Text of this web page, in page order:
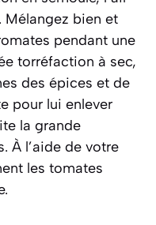
Mélangez bien et
pendant une
torréfaction à sec,
des épices et de
pour lui enlever
la grande
À l’aide de votre
les tomates